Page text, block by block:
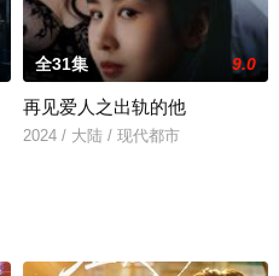
全31集 9.0
再见爱人之出轨的他
2024 / 大陆 / 现代都市